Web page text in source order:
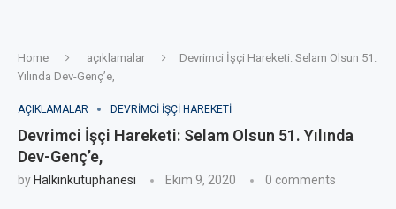
Home açıklamalar
Devrimci İşçi Hareketi: Selam Olsun 51.
Yılında Dev-Genç’e,
AÇIKLAMALAR DEVRIMCI IŞÇI HAREKETI
Devrimci İşçi Hareketi: Selam Olsun 51. Yılında
Dev-Genç’e,
by Halkinkutuphanesi Ekim 9, 2020 0 comments